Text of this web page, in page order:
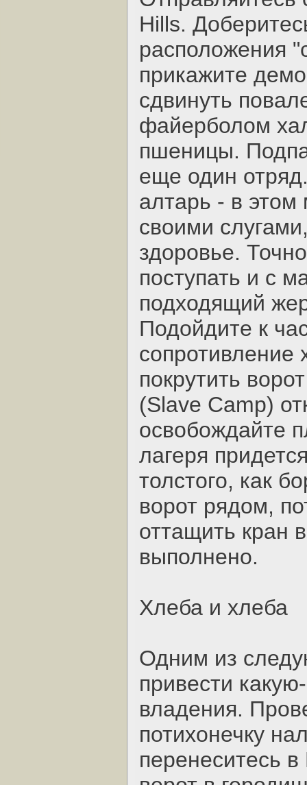
Hills.
расположения
прикажите
сдвинуть
файерболом
пшеницы.
еще один
алтарь - в
своими
здоровье.
поступать и с
подходящий
Подойдите к
сопротивление
покрутить
(Slave Camp)
освобождайте
лагеря
толстого, как
ворот рядом,
оттащить кран
выполнено.
Хлеба и хлеба
Одним из
привести
владения.
потихонечку
перенеситесь